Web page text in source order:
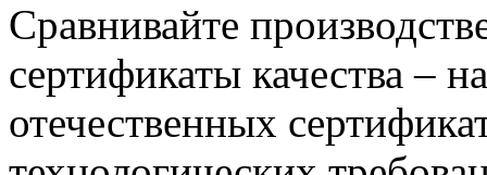
Сравнивайте
сертификаты качества –
отечественных